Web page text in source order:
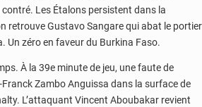
Les Étalons persistent dans la
retrouve Gustavo Sangare qui abat le portier
Un zéro en faveur du Burkina Faso.
À la 39e minute de jeu, une faute de
Zambo Anguissa dans la surface de
L’attaquant Vincent Aboubakar revient